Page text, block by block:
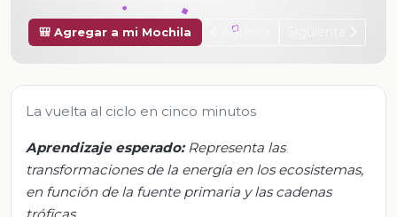
🎒 Agregar a mi Mochila Anterior
La vuelta al ciclo en cinco minutos
Aprendizaje esperado:Representa las
transformaciones de la energía en los ecosistemas,
en función de la fuente primaria y las cadenas